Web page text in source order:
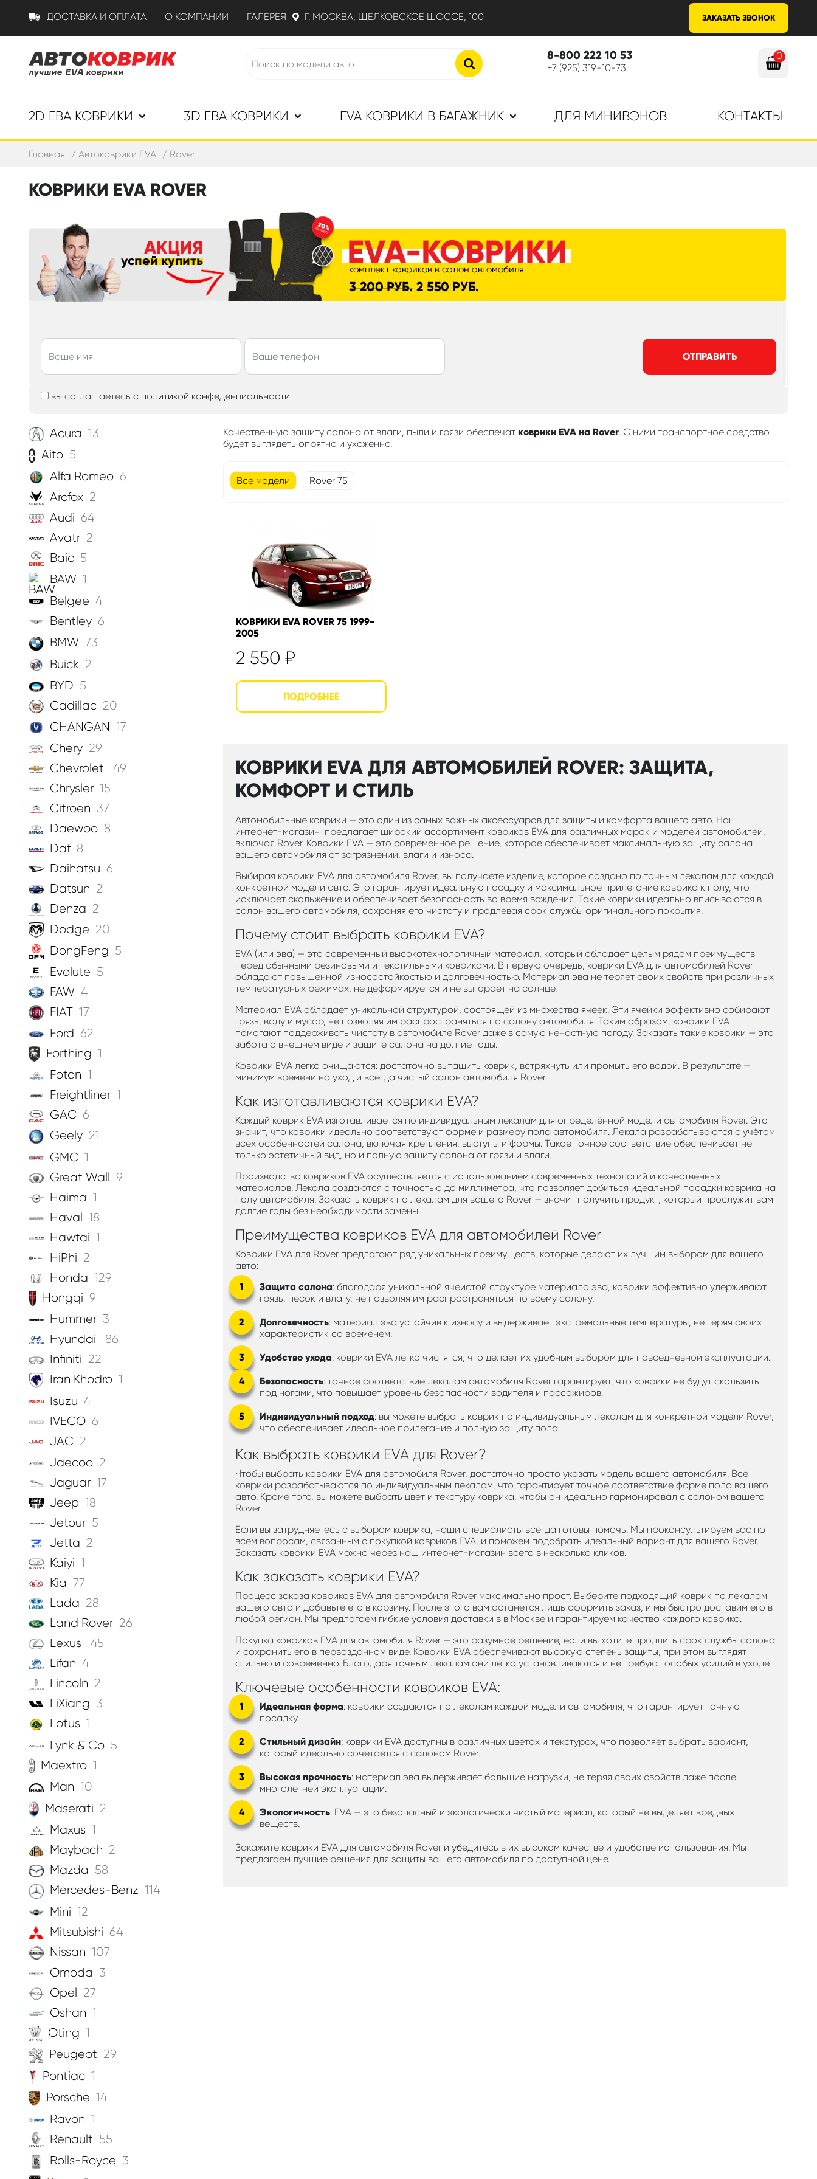
ДОСТАВКА И ОПЛАТА О КОМПАНИИ ГАЛЕРЕЯ Г. МОСКВА, ЩЕЛКОВСКОЕ ШОССЕ, 100 ЗАКАЗАТЬ ЗВОНОК
8-800 222 10 53
+7 (925) 319-10-73
0
2D ЕВА КОВРИКИ 3D ЕВА КОВРИКИ EVA КОВРИКИ В БАГАЖНИК ДЛЯ МИНИВЭНОВ КОНТАКТЫ
Главная Автоковрики EVA Rover
КОВРИКИ EVA ROVER
ОТПРАВИТЬ
вы соглашаетесь с политикой конфеденциальности
Acura 13
Aito 5
Alfa Romeo 6
Arcfox 2
Audi 64
Avatr 2
Baic 5
BAW 1
Belgee 4
Bentley 6
BMW 73
Buick 2
BYD 5
Cadillac 20
CHANGAN 17
Chery 29
Chevrolet
49
Chrysler 15
Citroen 37
Daewoo 8
Daf 8
Daihatsu 6
Datsun 2
Denza 2
Dodge 20
DongFeng 5
Evolute 5
FAW 4
FIAT 17
Ford 62
Forthing 1
Foton 1
Freightliner 1
GAC 6
Geely 21
GMC 1
Great Wall 9
Haima 1
Haval 18
Hawtai 1
HiPhi 2
Honda 129
Hongqi 9
Hummer 3
Hyundai
86
Infiniti 22
Iran Khodro 1
Isuzu 4
IVECO 6
JAC 2
Jaecoo 2
Jaguar 17
Jeep 18
Jetour 5
Jetta 2
Kaiyi 1
Kia 77
Lada 28
Land Rover 26
Lexus
45
Lifan 4
Lincoln 2
LiXiang 3
Lotus 1
Lynk & Co 5
Maextro 1
Man 10
Maserati 2
Maxus 1
Maybach 2
Mazda 58
Mercedes-Benz 114
Mini 12
Mitsubishi 64
Nissan 107
Omoda 3
Opel 27
Oshan 1
Oting 1
Peugeot 29
Pontiac 1
Porsche 14
Ravon 1
Renault 55
Rolls-Royce 3
Качественную защиту салона от влаги, пыли и грязи обеспечат коврики EVA на Rover. С ними транспортное средство
будет выглядеть опрятно и ухоженно.
Все модели Rover 75
КОВРИКИ EVA ROVER 75 1999-
2005
2 550 ₽
КОВРИКИ EVA ДЛЯ АВТОМОБИЛЕЙ ROVER: ЗАЩИТА,
КОМФОРТ И СТИЛЬ
Автомобильные коврики — это один из самых важных аксессуаров для защиты и комфорта вашего авто. Наш
интернет-магазин предлагает широкий ассортимент ковриков EVA для различных марок и моделей автомобилей,
включая Rover. Коврики EVA — это современное решение, которое обеспечивает максимальную защиту салона
вашего автомобиля от загрязнений, влаги и износа.
Выбирая коврики EVA для автомобиля Rover, вы получаете изделие, которое создано по точным лекалам для каждой
конкретной модели авто. Это гарантирует идеальную посадку и максимальное прилегание коврика к полу, что
исключает скольжение и обеспечивает безопасность во время вождения. Такие коврики идеально вписываются в
салон вашего автомобиля, сохраняя его чистоту и продлевая срок службы оригинального покрытия.
Почему стоит выбрать коврики EVA?
EVA (или эва) — это современный высокотехнологичный материал, который обладает целым рядом преимуществ
перед обычными резиновыми и текстильными ковриками. В первую очередь, коврики EVA для автомобилей Rover
обладают повышенной износостойкостью и долговечностью. Материал эва не теряет своих свойств при различных
температурных режимах, не деформируется и не выгорает на солнце.
Материал EVA обладает уникальной структурой, состоящей из множества ячеек. Эти ячейки эффективно собирают
грязь, воду и мусор, не позволяя им распространяться по салону автомобиля. Таким образом, коврики EVA
помогают поддерживать чистоту в автомобиле Rover даже в самую ненастную погоду. Заказать такие коврики — это
забота о внешнем виде и защите салона на долгие годы.
Коврики EVA легко очищаются: достаточно вытащить коврик, встряхнуть или промыть его водой. В результате —
минимум времени на уход и всегда чистый салон автомобиля Rover.
Как изготавливаются коврики EVA?
Каждый коврик EVA изготавливается по индивидуальным лекалам для определённой модели автомобиля Rover. Это
значит, что коврики идеально соответствуют форме и размеру пола автомобиля. Лекала разрабатываются с учётом
всех особенностей салона, включая крепления, выступы и формы. Такое точное соответствие обеспечивает не
только эстетичный вид, но и полную защиту салона от грязи и влаги.
Производство ковриков EVA осуществляется с использованием современных технологий и качественных
материалов. Лекала создаются с точностью до миллиметра, что позволяет добиться идеальной посадки коврика на
полу автомобиля. Заказать коврик по лекалам для вашего Rover — значит получить продукт, который прослужит вам
долгие годы без необходимости замены.
Преимущества ковриков EVA для автомобилей Rover
Коврики EVA для Rover предлагают ряд уникальных преимуществ, которые делают их лучшим выбором для вашего
авто:
Защита салона: благодаря уникальной ячеистой структуре материала эва, коврики эффективно удерживают
грязь, песок и влагу, не позволяя им распространяться по всему салону.
Долговечность: материал эва устойчив к износу и выдерживает экстремальные температуры, не теряя своих
характеристик со временем.
Удобство ухода: коврики EVA легко чистятся, что делает их удобным выбором для повседневной эксплуатации.
Безопасность: точное соответствие лекалам автомобиля Rover гарантирует, что коврики не будут скользить
под ногами, что повышает уровень безопасности водителя и пассажиров.
Индивидуальный подход: вы можете выбрать коврик по индивидуальным лекалам для конкретной модели Rover,
что обеспечивает идеальное прилегание и полную защиту пола.
Как выбрать коврики EVA для Rover?
Чтобы выбрать коврики EVA для автомобиля Rover, достаточно просто указать модель вашего автомобиля. Все
коврики разрабатываются по индивидуальным лекалам, что гарантирует точное соответствие форме пола вашего
авто. Кроме того, вы можете выбрать цвет и текстуру коврика, чтобы он идеально гармонировал с салоном вашего
Rover.
Если вы затрудняетесь с выбором коврика, наши специалисты всегда готовы помочь. Мы проконсультируем вас по
всем вопросам, связанным с покупкой ковриков EVA, и поможем подобрать идеальный вариант для вашего Rover.
Заказать коврики EVA можно через наш интернет-магазин всего в несколько кликов.
Как заказать коврики EVA?
Процесс заказа ковриков EVA для автомобиля Rover максимально прост. Выберите подходящий коврик по лекалам
вашего авто и добавьте его в корзину. После этого вам останется лишь оформить заказ, и мы быстро доставим его в
любой регион. Мы предлагаем гибкие условия доставки в в Москве и гарантируем качество каждого коврика.
Покупка ковриков EVA для автомобиля Rover — это разумное решение, если вы хотите продлить срок службы салона
и сохранить его в первозданном виде. Коврики EVA обеспечивают высокую степень защиты, при этом выглядят
стильно и современно. Благодаря точным лекалам они легко устанавливаются и не требуют особых усилий в уходе.
Ключевые особенности ковриков EVA:
Идеальная форма: коврики создаются по лекалам каждой модели автомобиля, что гарантирует точную
посадку.
Стильный дизайн: коврики EVA доступны в различных цветах и текстурах, что позволяет выбрать вариант,
который идеально сочетается с салоном Rover.
Высокая прочность: материал эва выдерживает большие нагрузки, не теряя своих свойств даже после
многолетней эксплуатации.
Экологичность: EVA — это безопасный и экологически чистый материал, который не выделяет вредных
веществ.
Закажите коврики EVA для автомобиля Rover и убедитесь в их высоком качестве и удобстве использования. Мы
предлагаем лучшие решения для защиты вашего автомобиля по доступной цене.